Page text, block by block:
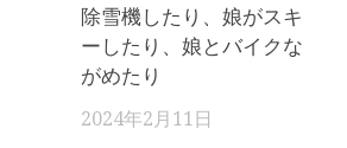
除雪機したり、娘がスキ
ーしたり、娘とバイクな
がめたり
2024年2月11日